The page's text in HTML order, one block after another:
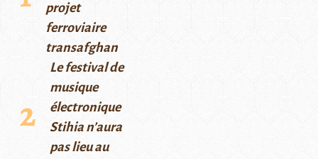
projet
ferroviaire
transafghan
Le festival de
musique
électronique
Stihia n’aura
pas lieu au